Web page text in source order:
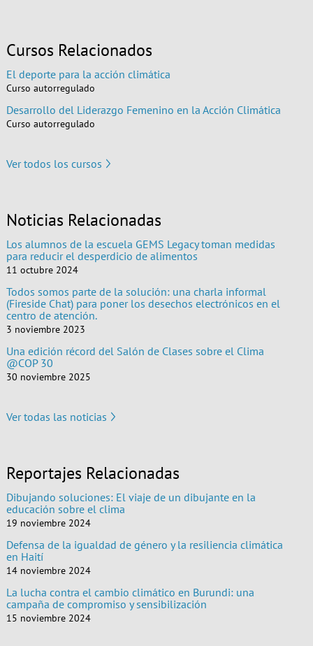
Cursos Relacionados
El deporte para la acción climática
Curso autorregulado
Desarrollo del Liderazgo Femenino en la Acción Climática
Curso autorregulado
Ver todos los cursos
Noticias Relacionadas
Los alumnos de la escuela GEMS Legacy toman medidas
para reducir el desperdicio de alimentos
11 octubre 2024
Todos somos parte de la solución: una charla informal
(Fireside Chat) para poner los desechos electrónicos en el
centro de atención.
3 noviembre 2023
Una edición récord del Salón de Clases sobre el Clima
@COP 30
30 noviembre 2025
Ver todas las noticias
Reportajes Relacionadas
Dibujando soluciones: El viaje de un dibujante en la
educación sobre el clima
19 noviembre 2024
Defensa de la igualdad de género y la resiliencia climática
en Haití
14 noviembre 2024
La lucha contra el cambio climático en Burundi: una
campaña de compromiso y sensibilización
15 noviembre 2024